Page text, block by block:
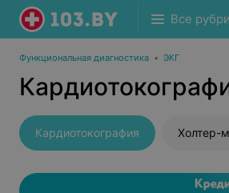
Все
Функциональная диагностика • ЭКГ
Кардиотокография Холтер-